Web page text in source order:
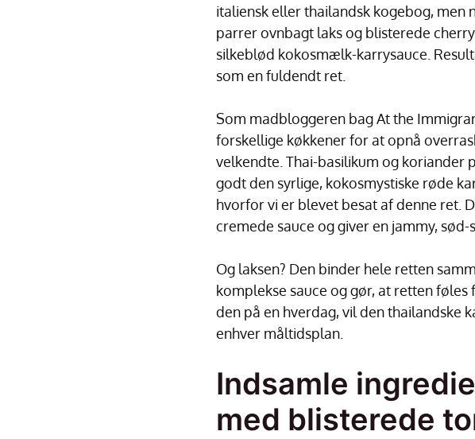
italiensk eller thailandsk kogebog,
parrer ovnbagt laks og blisterede
silkeblød kokosmælk-karrysauce.
som en fuldendt ret.
Som madbloggeren bag At the
forskellige køkkener for at opnå
velkendte. Thai-basilikum og koriander
godt den syrlige, kokosmystiske røde
hvorfor vi er blevet besat af denne ret.
cremede sauce og giver en jammy,
Og laksen? Den binder hele retten
komplekse sauce og gør, at retten
den på en hverdag, vil den thailandske
enhver måltidsplan.
Indsamle
med blisterede